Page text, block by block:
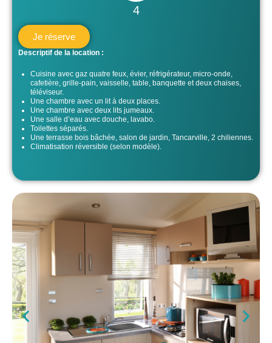
4
Je réserve
Descriptif de la location :
Cuisine avec gaz quatre feux, évier, réfrigérateur, micro-onde,
cafetière, grille-pain, vaisselle, table, banquette et deux chaises,
téléviseur.
Une chambre avec un lit à deux places.
Une chambre avec deux lits jumeaux.
Une salle d’eau avec douche, lavabo.
Toilettes séparés.
Une terrasse bois bâchée, salon de jardin, Tancarville, 2 chiliennes.
Climatisation réversible (selon modèle).